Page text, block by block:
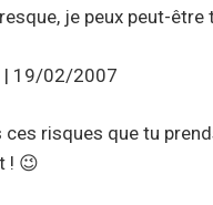
je peux peut-être
| 19/02/2007
ces risques que tu
! 😉